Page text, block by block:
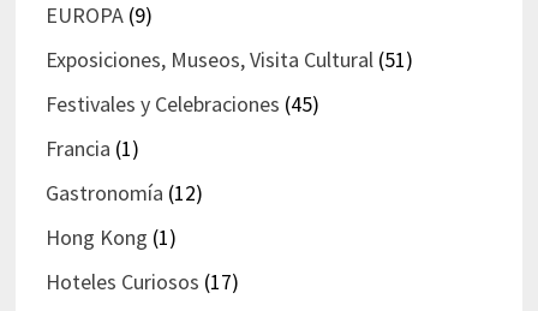
EUROPA(9)
Exposiciones, Museos, Visita Cultural(51)
Festivales y Celebraciones (45)
Francia (1)
Gastronomía (12)
Hong Kong (1)
Hoteles Curiosos (17)